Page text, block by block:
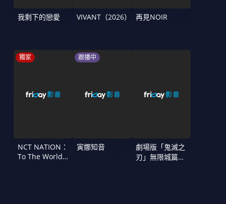
我剩下的戀愛 VIVANT（2026） 再見NOIR
獨家
NCT NATION：
To The World
跟播中
寅娜知音
劇場版「鬼滅之
刃」無限城篇